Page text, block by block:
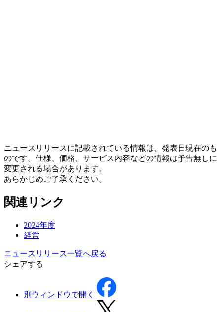
ニュースリリースに記載されている情報は、発表日現在のも
のです。仕様、価格、サービス内容などの情報は予告無しに
変更される場合があります。
あらかじめご了承ください。
関連リンク
2024年度
経営
ニュースリリース一覧へ戻る
シェアする
別ウィンドウで開く